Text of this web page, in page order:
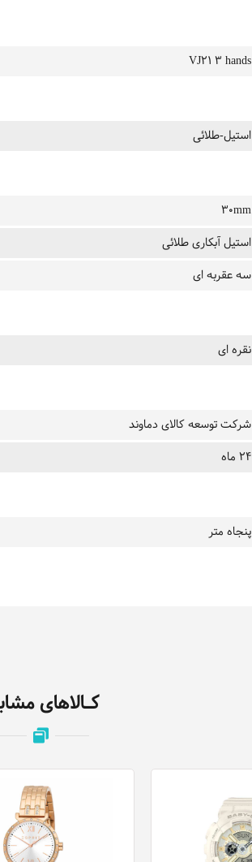
VJ21 3 hands
استیل-طلائی
30mm
استیل آبکاری طلائی
سه عقربه ای
نقره ای
شرکت توسعه کالای دماوند
24 ماه
پنجاه متر
کـالاهای